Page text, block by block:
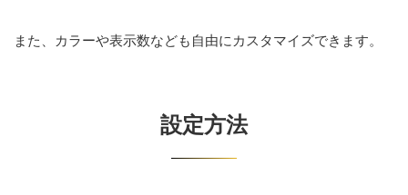
また、カラーや表示数なども自由にカスタマイズできます。
設定方法